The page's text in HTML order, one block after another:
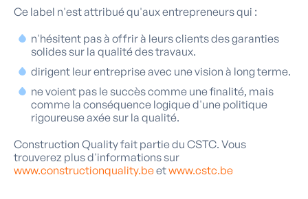
Ce label n'est attribué qu'aux entrepreneurs qui :
n'hésitent pas à offrir à leurs clients des garanties
solides sur la qualité des travaux.
dirigent leur entreprise avec une vision à long terme.
ne voient pas le succès comme une finalité, mais
comme la conséquence logique d'une politique
rigoureuse axée sur la qualité.
Construction Quality fait partie du CSTC. Vous
trouverez plus d'informations sur
www.constructionquality.beetwww.cstc.be